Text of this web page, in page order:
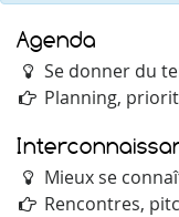
Agenda
Se donner du
Planning,
Mieux se
Rencontres,